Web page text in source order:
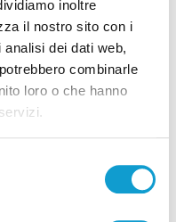
inoltre
il nostro sito con i
dei dati web,
combinarle
loro o che hanno